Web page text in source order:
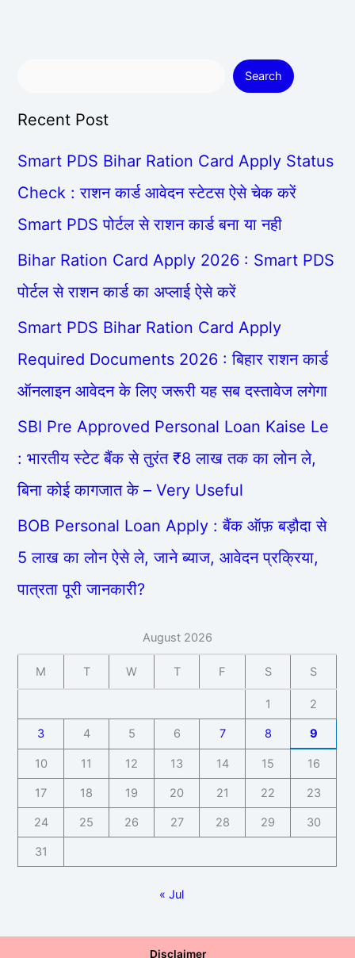
Search
Recent Post
Smart PDS Bihar Ration Card Apply Status
Check : राशन कार्ड आवेदन स्टेटस ऐसे चेक करें
Smart PDS पोर्टल से राशन कार्ड बना या नही
Bihar Ration Card Apply 2026 : Smart PDS
पोर्टल से राशन कार्ड का अप्लाई ऐसे करें
Smart PDS Bihar Ration Card Apply
Required Documents 2026 : बिहार राशन कार्ड
ऑनलाइन आवेदन के लिए जरूरी यह सब दस्तावेज लगेगा
SBI Pre Approved Personal Loan Kaise Le
: भारतीय स्टेट बैंक से तुरंत ₹8 लाख तक का लोन ले,
बिना कोई कागजात के – Very Useful
BOB Personal Loan Apply : बैंक ऑफ़ बड़ौदा से
5 लाख का लोन ऐसे ले, जाने ब्याज, आवेदन प्रक्रिया,
पात्रता पूरी जानकारी?
August 2026
M T W T F S S
1 2
3 4 5 6 7 8 9
10 11 12 13 14 15 16
17 18 19 20 21 22 23
24 25 26 27 28 29 30
31
« Jul
Disclaimer